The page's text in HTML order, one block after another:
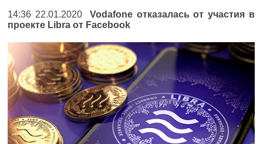
14:36 22.01.2020 Vodafone отказалась от участия в
проекте Libra от Facebook